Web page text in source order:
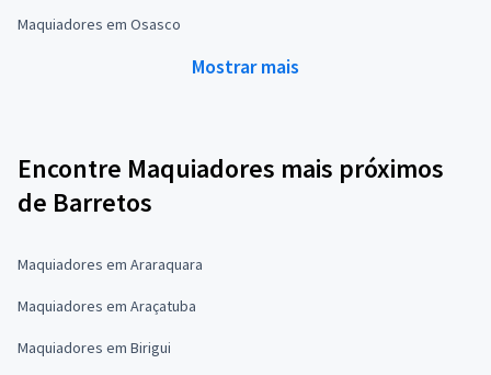
Maquiadores em Osasco
Mostrar mais
Encontre Maquiadores mais próximos
de Barretos
Maquiadores em Araraquara
Maquiadores em Araçatuba
Maquiadores em Birigui